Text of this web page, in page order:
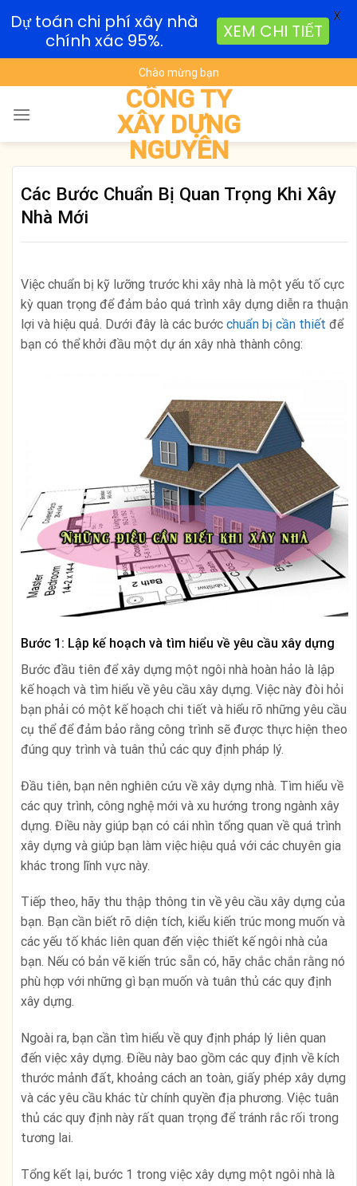
to
content
Chào mừng bạn
CÔNG TY
XÂY DỰNG
NGUYÊN
Các Bước Chuẩn Bị Quan Trọng Khi Xây
Nhà Mới
Việc chuẩn bị kỹ lưỡng trước khi xây nhà là một yếu tố cực
kỳ quan trọng để đảm bảo quá trình xây dựng diễn ra thuận
lợi và hiệu quả. Dưới đây là các bước chuẩn bị cần thiết để
bạn có thể khởi đầu một dự án xây nhà thành công:
Bước 1: Lập kế hoạch và tìm hiểu về yêu cầu xây dựng
Bước đầu tiên để xây dựng một ngôi nhà hoàn hảo là lập
kế hoạch và tìm hiểu về yêu cầu xây dựng. Việc này đòi hỏi
bạn phải có một kế hoạch chi tiết và hiểu rõ những yêu cầu
cụ thể để đảm bảo rằng công trình sẽ được thực hiện theo
đúng quy trình và tuân thủ các quy định pháp lý.
Đầu tiên, bạn nên nghiên cứu về xây dựng nhà. Tìm hiểu về
các quy trình, công nghệ mới và xu hướng trong ngành xây
dựng. Điều này giúp bạn có cái nhìn tổng quan về quá trình
xây dựng và giúp bạn làm việc hiệu quả với các chuyên gia
khác trong lĩnh vực này.
Tiếp theo, hãy thu thập thông tin về yêu cầu xây dựng của
bạn. Bạn cần biết rõ diện tích, kiểu kiến trúc mong muốn và
các yếu tố khác liên quan đến việc thiết kế ngôi nhà của
bạn. Nếu có bản vẽ kiến trúc sẵn có, hãy chắc chắn rằng nó
phù hợp với những gì bạn muốn và tuân thủ các quy định
xây dựng.
Ngoài ra, bạn cần tìm hiểu về quy định pháp lý liên quan
đến việc xây dựng. Điều này bao gồm các quy định về kích
thước mảnh đất, khoảng cách an toàn, giấy phép xây dựng
và các yêu cầu khác từ chính quyền địa phương. Việc tuân
thủ các quy định này rất quan trọng để tránh rắc rối trong
tương lai.
Tổng kết lại, bước 1 trong việc xây dựng một ngôi nhà là
Dự toán chi phí xây nhà
chính xác 95%.
XEM CHI TIẾT
X